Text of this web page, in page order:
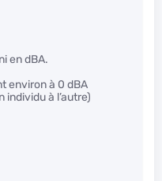
en dBA.
environ à 0 dBA
individu à l’autre)